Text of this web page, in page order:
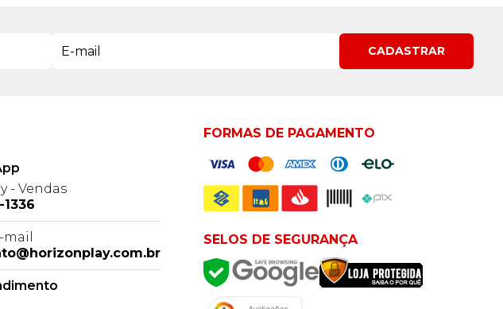
CADASTRAR
- Vendas
FORMAS DE PAGAMENTO
SELOS DE SEGURANÇA